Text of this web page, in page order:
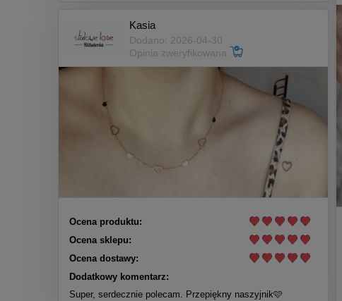
Kasia
Dodano: 2026-04-30
Opinia zweryfikowana
Ocena produktu:
Ocena sklepu:
Ocena dostawy:
Dodatkowy komentarz:
Super, serdecznie polecam. Przepiękny naszyjnik🩷